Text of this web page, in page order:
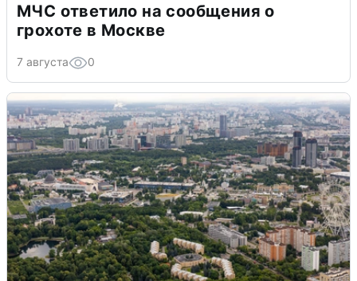
МЧС ответило на сообщения о
грохоте в Москве
7 августа 0